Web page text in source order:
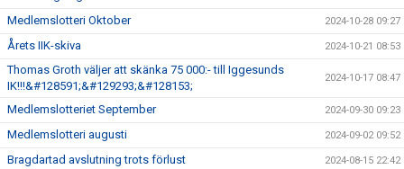
Medlemslotteri Oktober 2024-10-28 09:27
Årets IIK-skiva 2024-10-21 08:53
Thomas Groth väljer att skänka 75 000:- till Iggesunds
IK!!!&#128591;&#129293;&#128153;
2024-10-17 08:47
Medlemslotteriet September 2024-09-30 09:23
Medlemslotteri augusti 2024-09-02 09:52
Bragdartad avslutning trots förlust 2024-08-15 22:42